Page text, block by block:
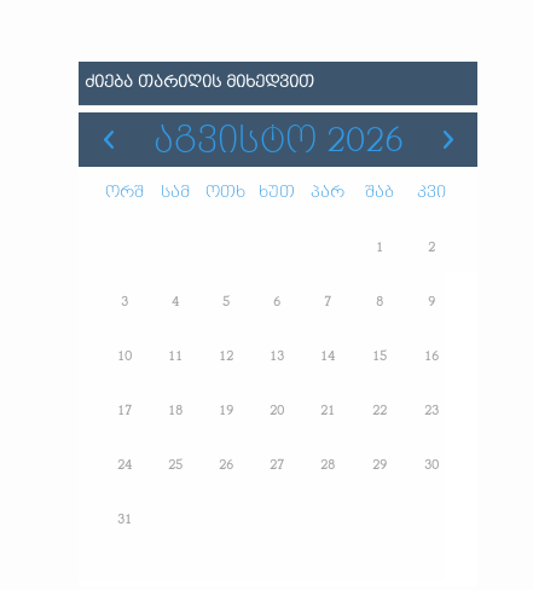
ᲫᲘᲔᲑᲐ ᲗᲐᲠᲘᲦᲘᲡ ᲛᲘᲮᲔᲓᲕᲘᲗ
ᲐᲒᲕᲘᲡᲢᲝ 2026
ორშ სამ ოთხ ხუთ პარ შაბ კვი
1 2
3 4 5 6 7 8 9
10 11 12 13 14 15 16
17 18 19 20 21 22 23
24 25 26 27 28 29 30
31